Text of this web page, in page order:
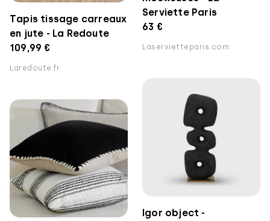
Serviette Paris
63 €
Laservietteparis.com
Tapis tissage carreaux
en jute - La Redoute
109,99 €
Laredoute.fr
Igor object -